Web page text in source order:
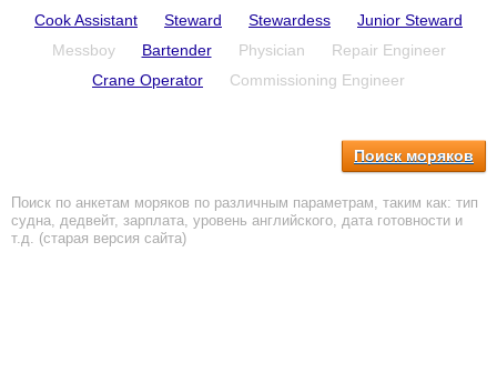
Cook Assistant
Steward Stewardess
Junior Steward
Messboy
Bartender Physician
Repair Engineer
Crane Operator
Commissioning Engineer
Поиск моряков
Поиск по анкетам моряков по различным параметрам, таким как: тип
судна, дедвейт, зарплата, уровень английского, дата готовности и
т.д. (старая версия сайта)